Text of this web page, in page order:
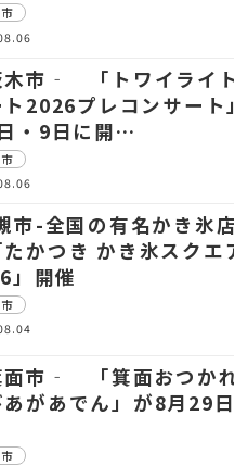
市‐ 「トワイライ
ト2026プレコンサート
・9日に開…
市-全国の有名かき氷
たかつき かき氷スクエ
」開催
市‐ 「箕面おつか
あがあでん」が8月29